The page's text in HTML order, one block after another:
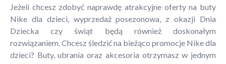
Jeżeli chcesz zdobyć naprawdę atrakcyjne oferty na buty
Nike dla dzieci, wyprzedaż posezonowa, z okazji Dnia
Dziecka czy świąt będą również doskonałym
rozwiązaniem. Chcesz śledzić na bieżąco promocje Nike dla
dzieci? Buty, ubrania oraz akcesoria otrzymasz w jednym